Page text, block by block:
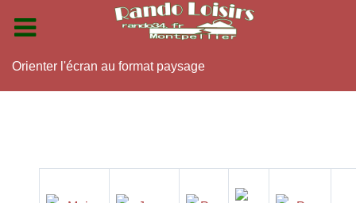
Orienter l'écran au format paysage